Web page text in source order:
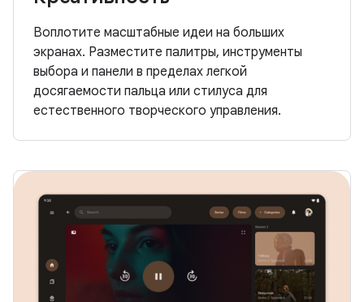
Воплотите масштабные идеи на больших
экранах. Разместите палитры, инструменты
выбора и панели в пределах легкой
досягаемости пальца или стилуса для
естественного творческого управления.